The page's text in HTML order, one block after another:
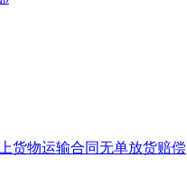
货物运输合同无单放货赔偿